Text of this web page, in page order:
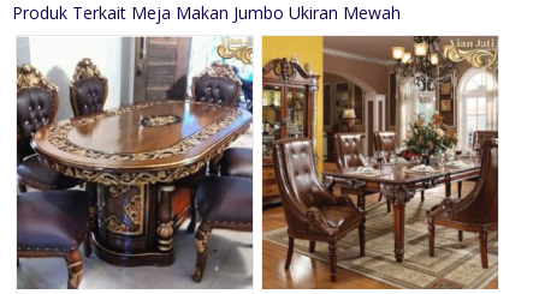
Produk Terkait Meja Makan Jumbo Ukiran Mewah